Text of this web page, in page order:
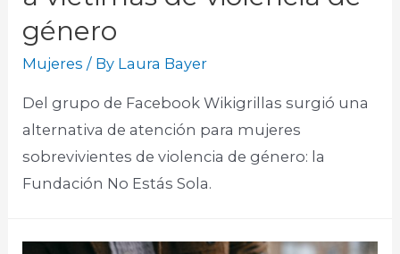
género
Mujeres / By Laura Bayer
Del grupo de Facebook Wikigrillas surgió una
alternativa de atención para mujeres
sobrevivientes de violencia de género: la
Fundación No Estás Sola.​